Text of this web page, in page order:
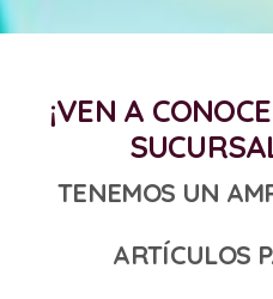
¡VEN A
TENEMOS UN
ARTÍCULOS